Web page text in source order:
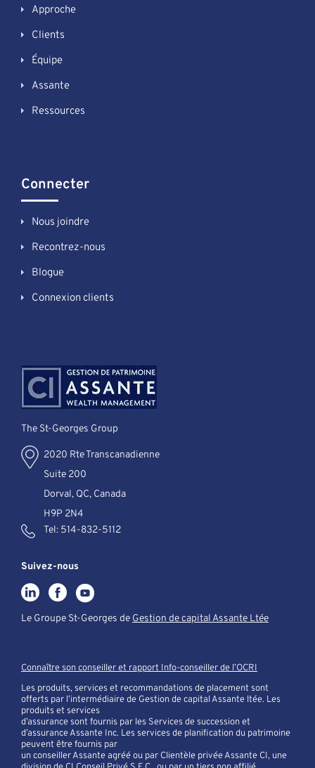
Approche
Clients
Équipe
Assante
Ressources
Connecter
Nous joindre
Recontrez-nous
Blogue
Connexion clients
The St-Georges Group
2020 Rte Transcanadienne
Suite 200
Dorval, QC, Canada
H9P 2N4
Tel: 514-832-5112
Suivez-nous
Le Groupe St-Georges de Gestion de capital Assante Ltée
Connaître son conseiller et rapport Info-conseiller de l’OCRI
Les produits, services et recommandations de placement sont
offerts par l’intermédiaire de Gestion de capital Assante ltée. Les
produits et services
d’assurance sont fournis par les Services de succession et
d’assurance Assante Inc. Les services de planification du patrimoine
peuvent être fournis par
un conseiller Assante agréé ou par Clientèle privée Assante CI, une